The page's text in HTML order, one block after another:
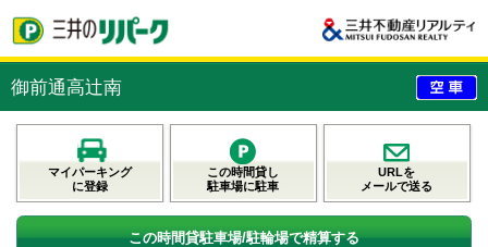
御前通高辻南
マイパーキング
に登録
この時間貸し
駐車場に駐車
URLを
メールで送る
この時間貸駐車場/駐輪場で精算する